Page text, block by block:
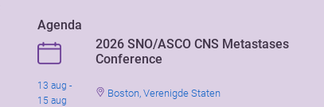
Agenda
2026 SNO/ASCO CNS Metastases
Conference
13 aug -
15 aug
Boston, Verenigde Staten